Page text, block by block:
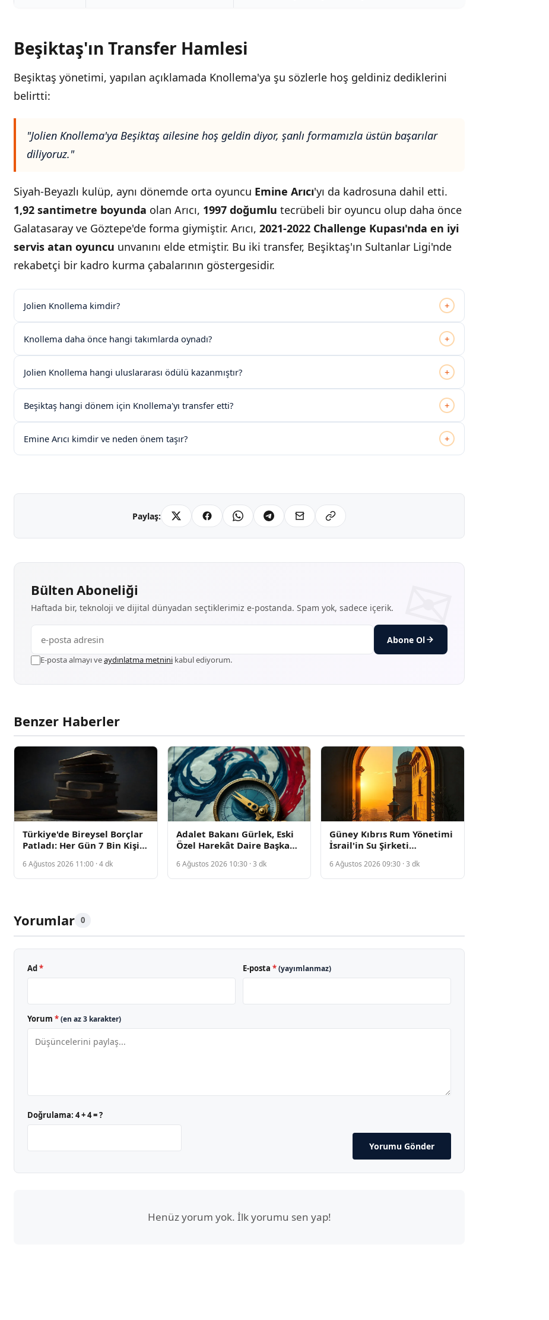
Beşiktaş'ın Transfer Hamlesi
Beşiktaş yönetimi, yapılan açıklamada Knollema'ya şu sözlerle hoş geldiniz dediklerini
belirtti:
"Jolien Knollema'ya Beşiktaş ailesine hoş geldin diyor, şanlı formamızla üstün başarılar
diliyoruz."
Siyah-Beyazlı kulüp, aynı dönemde orta oyuncu Emine Arıcı'yı da kadrosuna dahil etti.
1,92 santimetre boyunda olan Arıcı, 1997 doğumlu tecrübeli bir oyuncu olup daha önce
Galatasaray ve Göztepe'de forma giymiştir. Arıcı, 2021-2022 Challenge Kupası'nda en iyi
servis atan oyuncu unvanını elde etmiştir. Bu iki transfer, Beşiktaş'ın Sultanlar Ligi'nde
rekabetçi bir kadro kurma çabalarının göstergesidir.
Jolien Knollema kimdir? +
Knollema daha önce hangi takımlarda oynadı? +
Jolien Knollema hangi uluslararası ödülü kazanmıştır? +
Beşiktaş hangi dönem için Knollema'yı transfer etti? +
Emine Arıcı kimdir ve neden önem taşır? +
Paylaş:
Bülten Aboneliği
Haftada bir, teknoloji ve dijital dünyadan seçtiklerimiz e-postanda. Spam yok, sadece içerik.
Abone Ol
E-posta almayı veaydınlatma metnini kabul ediyorum.
Benzer Haberler
Türkiye'de Bireysel Borçlar
Patladı: Her Gün 7 Bin Kişi
6 Ağustos 2026 11:00 · 4 dk
Adalet Bakanı Gürlek, Eski
Özel Harekât Daire Başkanı
Kabul Edecek
6 Ağustos 2026 10:30 · 3 dk
Güney Kıbrıs Rum Yönetimi
İsrail'in Su Şirketi
İmzaladı
6 Ağustos 2026 09:30 · 3 dk
Yorumlar 0
Ad * E-posta *(yayımlanmaz)
Yorum *(en az 3 karakter)
Doğrulama: 4 + 4 = ?
Yorumu Gönder
Henüz yorum yok. İlk yorumu sen yap!